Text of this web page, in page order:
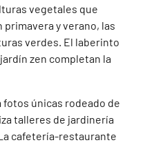
vegetales que
y verano, las
verdes. El laberinto
zen completan la
únicas rodeado de
talleres de jardinería
cafetería-restaurante